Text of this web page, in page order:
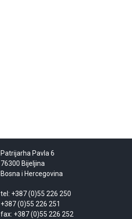
Patrijarha Pavla 6
76300 Bijeljina
Bosna i Hercegovina
tel: +387 (0)55 226 250
+387 (0)55 226 251
fax: +387 (0)55 226 252